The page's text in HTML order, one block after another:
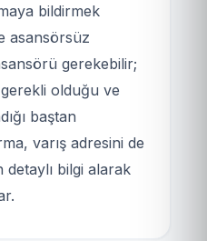
bildirmek
asansörsüz
gerekebilir;
olduğu ve
baştan
varış adresini de
bilgi alarak